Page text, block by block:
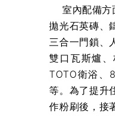
室內配備方
拋光石英磚、
三合一門鎖、
雙口瓦斯爐、
TOTO衛浴、
等。為了提升
作粉刷後，接